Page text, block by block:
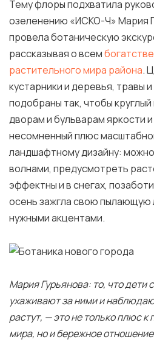
Тему флоры подхватила
озеленению «ИСКО-Ч» Мария
провела ботаническую
рассказывая о всем
растительного мира района.
кустарники и деревья, травы
подобраны так, чтобы
дворам и бульварам яркости
несомненный плюс
ландшафтному дизайну:
волнами, предусмотреть
эффектны и в снегах,
осень зажгла свою пылающую
нужными акцентами.
Мария Гурьянова: то, что дети
ухаживают за ними и
растут, — это не только плюс
мира, но и бережное